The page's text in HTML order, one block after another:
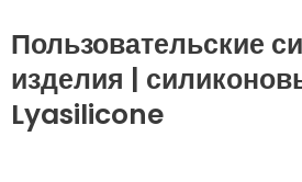
Пользовательские
изделия |
Lyasilicone